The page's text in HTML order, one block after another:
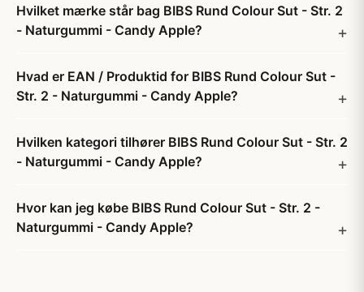
Hvilket mærke står bag BIBS Rund Colour Sut - Str. 2
- Naturgummi - Candy Apple?
Hvad er EAN / Produktid for BIBS Rund Colour Sut -
Str. 2 - Naturgummi - Candy Apple?
Hvilken kategori tilhører BIBS Rund Colour Sut - Str. 2
- Naturgummi - Candy Apple?
Hvor kan jeg købe BIBS Rund Colour Sut - Str. 2 -
Naturgummi - Candy Apple?